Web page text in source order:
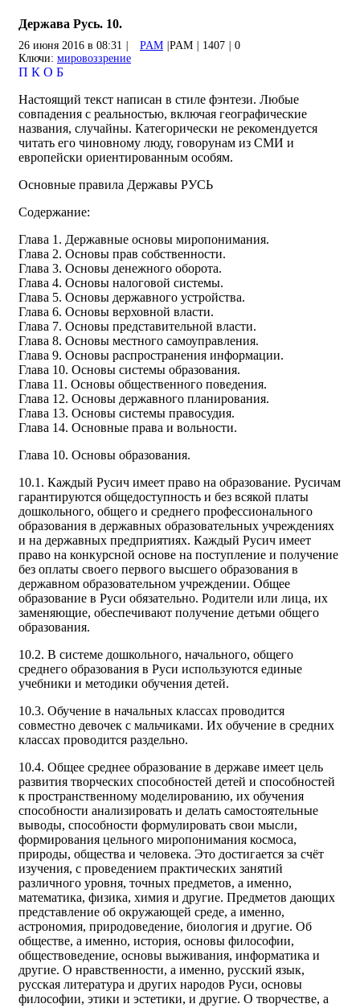
Держава Русь. 10.
26 июня 2016 в 08:31 PAM PAM 1407
0
Ключи: мировоззрение
П К О Б
Настоящий текст написан в стиле фэнтези. Любые
совпадения с реальностью, включая географические
названия, случайны. Категорически не рекомендуется
читать его чиновному люду, говорунам из СМИ и
европейски ориентированным особям.
Основные правила Державы РУСЬ
Содержание:
Глава 1. Державные основы миропонимания.
Глава 2. Основы прав собственности.
Глава 3. Основы денежного оборота.
Глава 4. Основы налоговой системы.
Глава 5. Основы державного устройства.
Глава 6. Основы верховной власти.
Глава 7. Основы представительной власти.
Глава 8. Основы местного самоуправления.
Глава 9. Основы распространения информации.
Глава 10. Основы системы образования.
Глава 11. Основы общественного поведения.
Глава 12. Основы державного планирования.
Глава 13. Основы системы правосудия.
Глава 14. Основные права и вольности.
Глава 10. Основы образования.
10.1. Каждый Русич имеет право на образование. Русичам
гарантируются общедоступность и без всякой платы
дошкольного, общего и среднего профессионального
образования в державных образовательных учреждениях
и на державных предприятиях. Каждый Русич имеет
право на конкурсной основе на поступление и получение
без оплаты своего первого высшего образования в
державном образовательном учреждении. Общее
образование в Руси обязательно. Родители или лица, их
заменяющие, обеспечивают получение детьми общего
образования.
10.2. В системе дошкольного, начального, общего
среднего образования в Руси используются единые
учебники и методики обучения детей.
10.3. Обучение в начальных классах проводится
совместно девочек с мальчиками. Их обучение в средних
классах проводится раздельно.
10.4. Общее среднее образование в державе имеет цель
развития творческих способностей детей и способностей
к пространственному моделированию, их обучения
способности анализировать и делать самостоятельные
выводы, способности формулировать свои мысли,
формирования цельного миропонимания космоса,
природы, общества и человека. Это достигается за счёт
изучения, с проведением практических занятий
различного уровня, точных предметов, а именно,
математика, физика, химия и другие. Предметов дающих
представление об окружающей среде, а именно,
астрономия, природоведение, биология и другие. Об
обществе, а именно, история, основы философии,
обществоведение, основы выживания, информатика и
другие. О нравственности, а именно, русский язык,
русская литература и других народов Руси, основы
философии, этики и эстетики, и другие. О творчестве, а